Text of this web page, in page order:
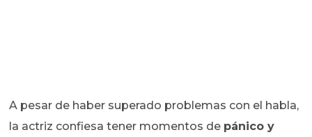
A pesar de haber superado problemas con el habla,
la actriz confiesa tener momentos de pánico y